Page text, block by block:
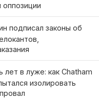
подписал законы об
лет в луже: как Chatham
изолировать